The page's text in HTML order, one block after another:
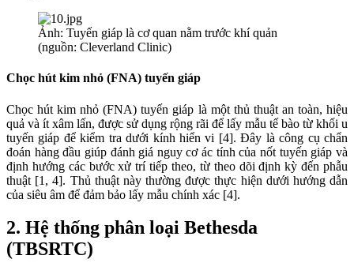
Ảnh: Tuyến giáp là cơ quan nằm trước khí quản
(nguồn: Cleverland Clinic)
Chọc hút kim nhỏ (FNA) tuyến giáp
Chọc hút kim nhỏ (FNA) tuyến giáp là một thủ thuật an toàn, hiệu
quả và ít xâm lấn, được sử dụng rộng rãi để lấy mẫu tế bào từ khối u
tuyến giáp để kiểm tra dưới kính hiển vi [4]. Đây là công cụ chẩn
đoán hàng đầu giúp đánh giá nguy cơ ác tính của nốt tuyến giáp và
định hướng các bước xử trí tiếp theo, từ theo dõi định kỳ đến phẫu
thuật [1, 4]. Thủ thuật này thường được thực hiện dưới hướng dẫn
của siêu âm để đảm bảo lấy mẫu chính xác [4].
2. Hệ thống phân loại Bethesda
(TBSRTC)